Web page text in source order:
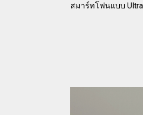
สมาร์ทโฟนแบบ